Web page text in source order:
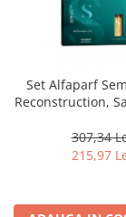
Set Alfaparf
Reconstruction,
x 13 ml
307,34
215,97